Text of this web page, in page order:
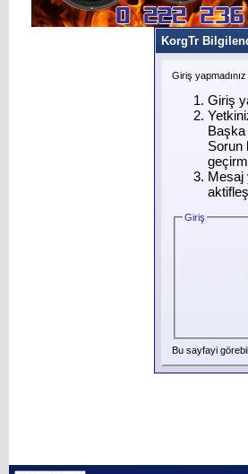
KorgTr
Giriş
Giriş
Sorun
Mesaj
Giriş
Bu sayfayi